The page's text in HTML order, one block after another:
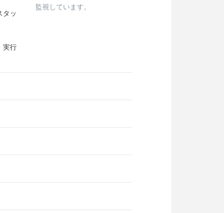
タッ
実行
監視しています。